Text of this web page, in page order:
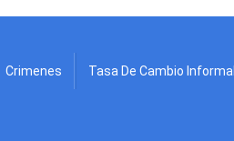
Crimenes Tasa De Cambio Informal